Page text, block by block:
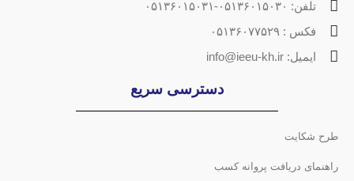
تلفن: ۰۵۱۳۶۰۱۵۰۳۰-۰۵۱۳۶۰۱۵۰۳۱
فکس : ۰۵۱۳۶۰۷۷۵۲۹
ایمیل: info@ieeu-kh.ir
دسترسی سریع
طرح شکایت
راهنمای دریافت پروانه کسب